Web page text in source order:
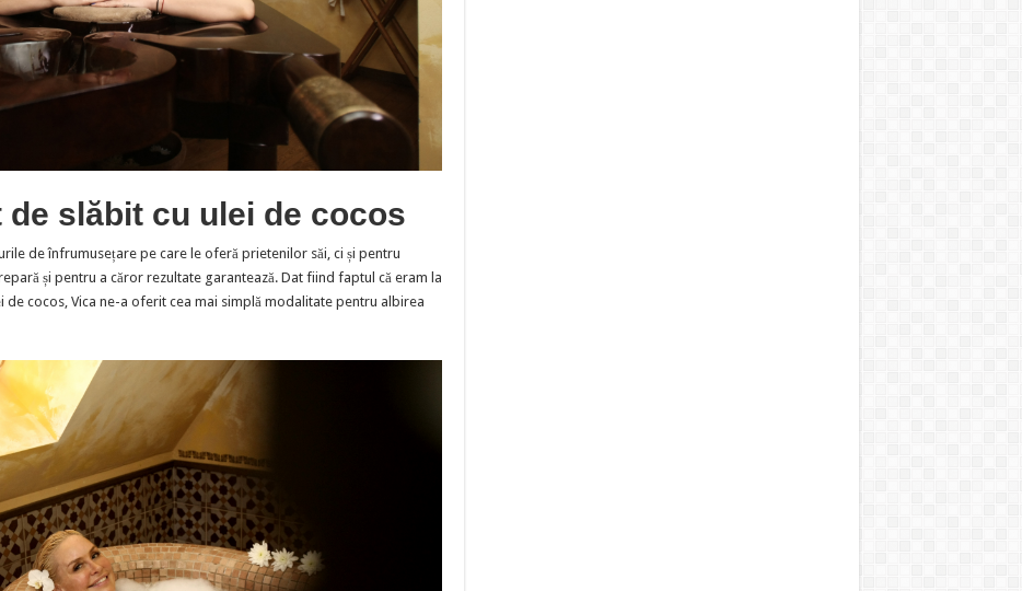
de slăbit cu ulei de cocos
de înfrumusețare pe care le oferă prietenilor săi, ci și pentru
și pentru a căror rezultate garantează. Dat fiind faptul că eram la
de cocos, Vica ne-a oferit cea mai simplă modalitate pentru albirea